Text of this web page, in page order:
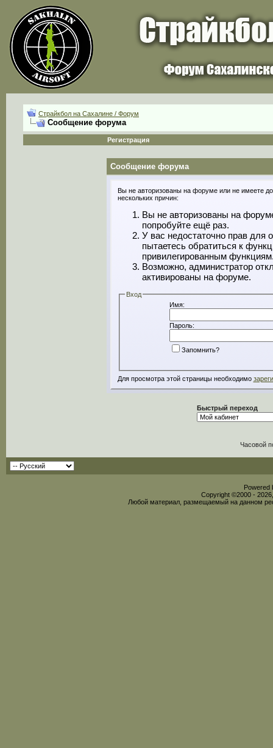
Страйкбол на Сахалине / Форум
Сообщение форума
Регистрация
Сообщение форума
Вы не авторизованы на форуме или не имеете
нескольких причин:
Вы не авторизованы на
попробуйте ещё раз.
У вас недостаточно прав для
пытаетесь обратиться к
привилегированным
Возможно, администратор
активированы на форуме.
Вход
Имя:
Пароль:
Запомнить?
Для просмотра этой страницы необходимо
Быстрый переход
Часовой
Powered
Copyright ©2000 -
Любой материал, размещаемый на данном